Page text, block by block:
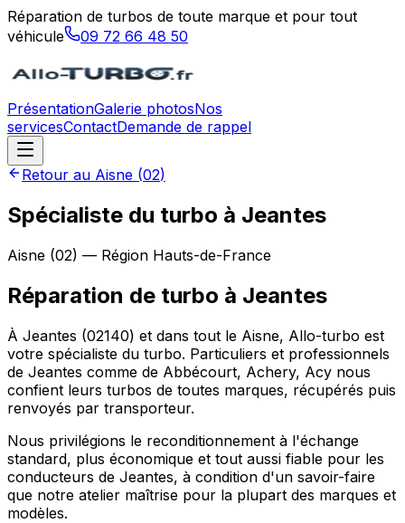
Réparation de turbos de toute marque et pour tout
véhicule
09 72 66 48 50
PrésentationGalerie photosNos
servicesContactDemande de rappel
Retour au Aisne (02)
Spécialiste du turbo à Jeantes
Aisne (02) — Région Hauts-de-France
Réparation de turbo à Jeantes
À Jeantes (02140) et dans tout le Aisne, Allo-turbo est
votre spécialiste du turbo. Particuliers et professionnels
de Jeantes comme de Abbécourt, Achery, Acy nous
confient leurs turbos de toutes marques, récupérés puis
renvoyés par transporteur.
Nous privilégions le reconditionnement à l'échange
standard, plus économique et tout aussi fiable pour les
conducteurs de Jeantes, à condition d'un savoir-faire
que notre atelier maîtrise pour la plupart des marques et
modèles.